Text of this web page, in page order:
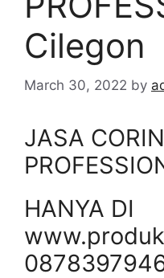
Cilegon
March 30, 2022 by
JASA
HANYA DI